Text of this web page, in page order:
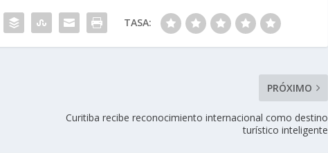
TASA:
PRÓXIMO
Curitiba recibe reconocimiento internacional como destino
turístico inteligente